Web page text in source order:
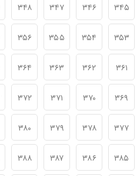
۳۴۵ ۳۴۶ ۳۴۷ ۳۴۸
۳۵۳ ۳۵۴ ۳۵۵ ۳۵۶
۳۶۱ ۳۶۲ ۳۶۳ ۳۶۴
۳۶۹ ۳۷۰ ۳۷۱ ۳۷۲
۳۷۷ ۳۷۸ ۳۷۹ ۳۸۰
۳۸۵ ۳۸۶ ۳۸۷ ۳۸۸